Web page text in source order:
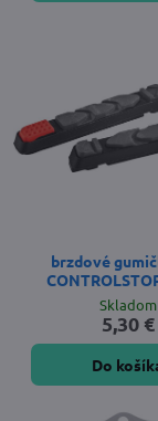
brzdové
Skladom
5,30 €
Do